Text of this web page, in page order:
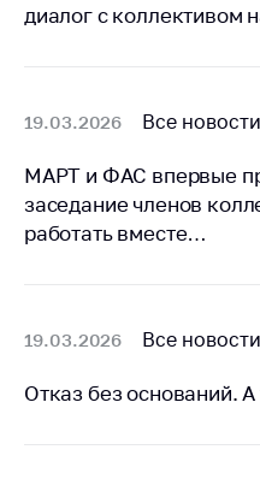
диалог с коллективом
19.03.2026 Все новости
МАРТ и ФАС впервые
заседание членов
работать вместе…
19.03.2026 Все новости
Отказ без оснований.